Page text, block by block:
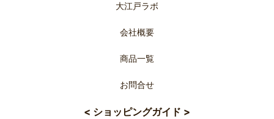
大江戸ラボ
会社概要
商品一覧
お問合せ
< ショッピングガイド >